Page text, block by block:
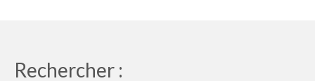
Rechercher :